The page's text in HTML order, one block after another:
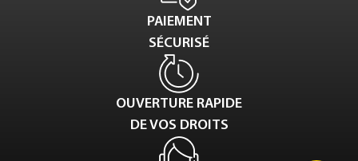
PAIEMENT
SÉCURISÉ
OUVERTURE RAPIDE
DE VOS DROITS